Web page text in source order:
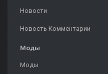
Новости
Новость Комментарии
Моды
Моды